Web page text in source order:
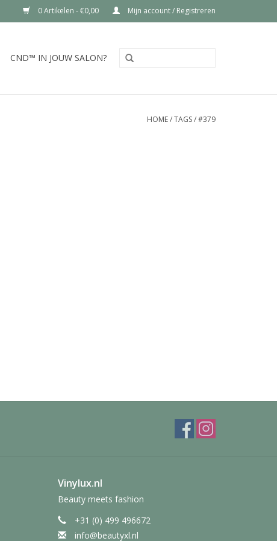
0 Artikelen - €0,00 Mijn account / Registreren
CND™ IN JOUW SALON?
HOME/TAGS/#379
Vinylux.nl
Beauty meets fashion
+31 (0) 499 496672
info@beautyxl.nl